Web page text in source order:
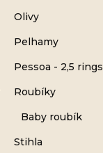
Olivy
Pelhamy
Pessoa - 2,5 rings
Roubíky
Baby roubík
Stihla